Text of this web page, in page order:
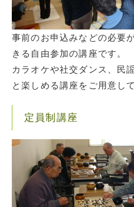
事前のお申込みなどの必要
きる自由参加の講座です。
カラオケや社交ダンス、民
と楽しめる講座をご用意し
定員制講座